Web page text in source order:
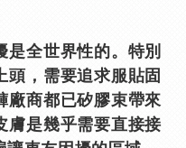
是全世界性的。特別
頭，需要追求服貼固
廠商都已矽膠束帶來
膚是幾乎需要直接接